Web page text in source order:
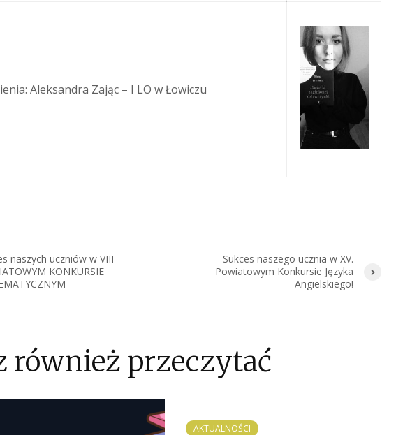
Aleksandra Zając – I LO w Łowiczu
naszych uczniów w VIII
KONKURSIE
Sukces naszego ucznia w XV.
Powiatowym Konkursie Języka
Angielskiego!
również przeczytać
AKTUALNOŚCI